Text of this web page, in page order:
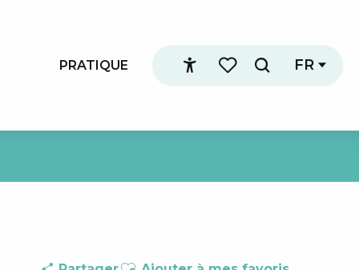
Accessibilité
Voir les favoris
Recherche
FR
PRATIQUE
Ajouter aux favoris